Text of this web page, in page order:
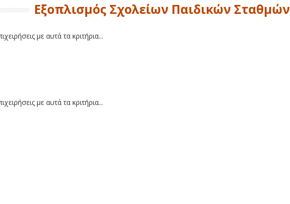
Εξοπλισμός Σχολείων Παιδικών Σταθμών
με αυτά τα κριτήρια...
με αυτά τα κριτήρια...